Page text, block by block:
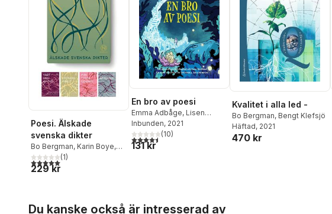
Poesi. Älskade
svenska dikter
Bo Bergman, Karin Boye,
Pär Lagerkvist
Malmsten
5,0utav 5 stjärnor. Totalt antal röster:
(1)
229 kr
En bro av poesi
Emma Adbåge, Lisen
Adbåge,Carl Jonas Love
Almqvist,Bengt Cidden
Andersson
Diktonius,Vilhelm Ekelund,
Inbunden, 2021
4,5utav 5 stjärnor. Totalt antal röster:
(10)
131 kr
Kvalitet i alla led -
Bo Bergman, Bengt Klefsjö
Häftad, 2021
470 kr
Du kanske också är intresserad av